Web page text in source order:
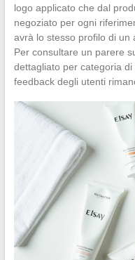
logo applicato che dal
negoziato per ogni
avrà lo stesso profilo di un
Per consultare un parere
dettagliato per categoria
feedback degli utenti